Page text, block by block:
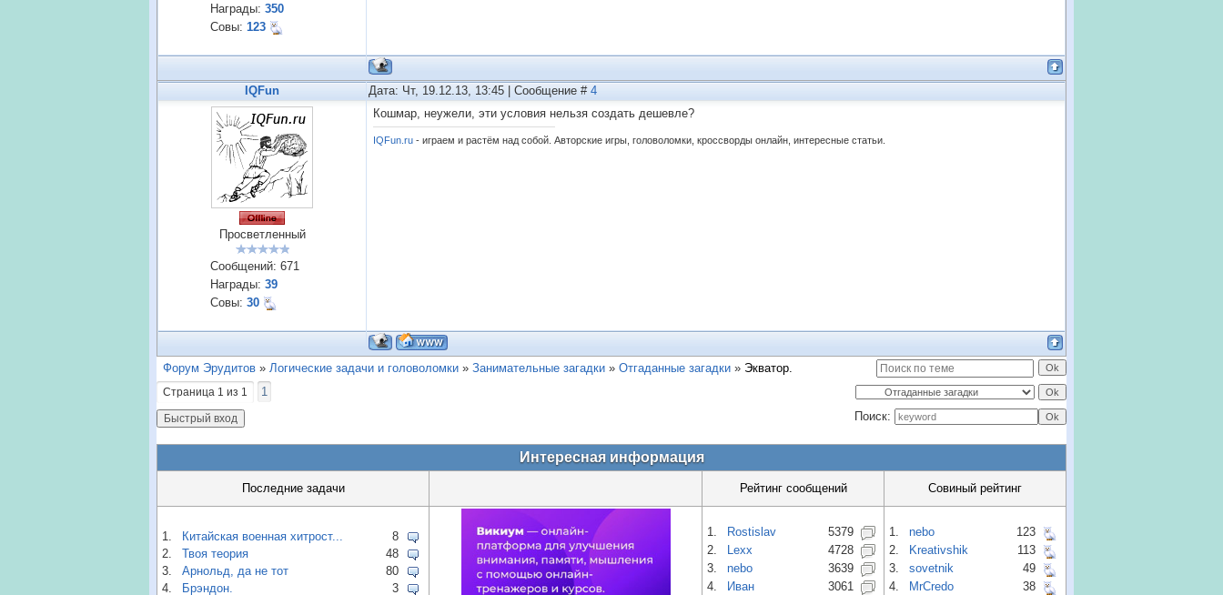
Награды: 350
Совы: 123
IQFun Дата: Чт, 19.12.13, 13:45 | Сообщение # 4
Просветленный
Сообщений: 671
Награды: 39
Совы: 30
Кошмар, неужели, эти условия нельзя создать дешевле?
IQFun.ru - играем и растём над собой. Авторские игры, головоломки, кроссворды онлайн, интересные статьи.
Форум Эрудитов » Логические задачи и головоломки » Занимательные загадки » Отгаданные загадки » Экватор.
Страница 1 из 1
1
Поиск:
Интересная информация
Последние задачи Рейтинг сообщений Совиный рейтинг
1. Китайская военная хитрост...
8
2.
Твоя теория
48
3.
Арнольд, да не тот
80
4.
Брэндон. 3
1. Rostislav
5379
2.
Lexx
4728
3.
nebo
3639
4.
Иван 3061
1. nebo
123
2.
Kreativshik
113
3.
sovetnik
49
4.
MrCredo 38